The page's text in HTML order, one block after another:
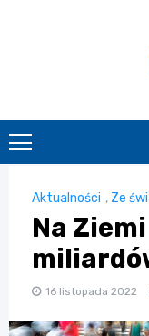
Aktualności , Ze
Na
16 listopada 2022